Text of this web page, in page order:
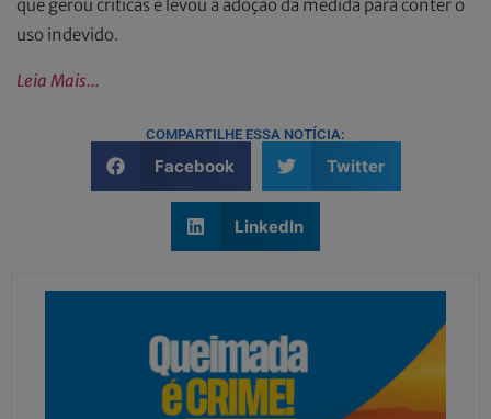
que gerou críticas e levou à adoção da medida para conter o
uso indevido.
Leia Mais…
COMPARTILHE ESSA NOTÍCIA:
Facebook Twitter
LinkedIn